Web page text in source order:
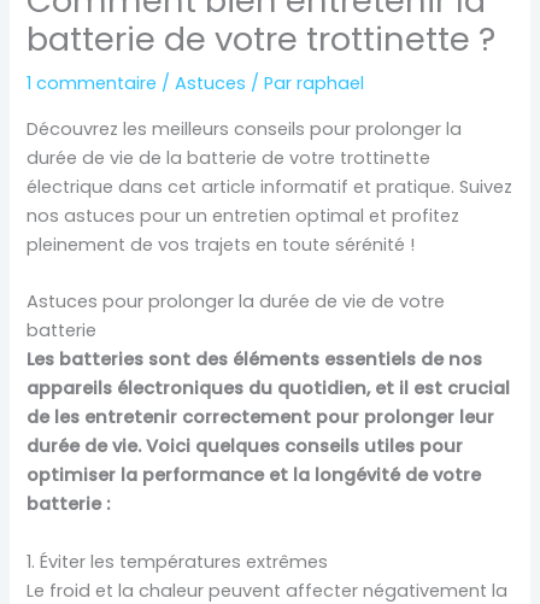
batterie de votre trottinette ?
1 commentaire /Astuces / Parraphael
Découvrez les meilleurs conseils pour prolonger la
durée de vie de la batterie de votre trottinette
électrique dans cet article informatif et pratique. Suivez
nos astuces pour un entretien optimal et profitez
pleinement de vos trajets en toute sérénité !
Astuces pour prolonger la durée de vie de votre
batterie
Les batteries sont des éléments essentiels de nos
appareils électroniques du quotidien, et il est crucial
de les entretenir correctement pour prolonger leur
durée de vie. Voici quelques conseils utiles pour
optimiser la performance et la longévité de votre
batterie :
1. Éviter les températures extrêmes
Le froid et la chaleur peuvent affecter négativement la